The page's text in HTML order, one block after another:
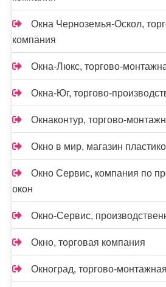
Окна Черноземья-Оскол,
компания
Окна-Люкс, торгово-
Окна-Юг, торгово-
Окнаконтур, торгово-
Окно в мир, магазин
Окно Сервис, компания по
окон
Окно-Сервис,
Окно, торговая компания
Окноград, торгово-